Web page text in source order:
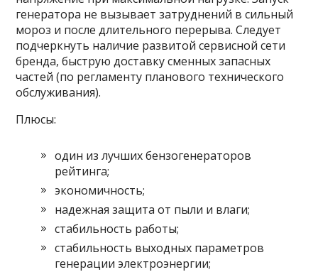
генератора не вызывает затруднений в сильный
мороз и после длительного перерыва. Следует
подчеркнуть наличие развитой сервисной сети
бренда, быструю доставку сменных запасных
частей (по регламенту планового технического
обслуживания).
Плюсы:
один из лучших бензогенераторов
рейтинга;
экономичность;
надежная защита от пыли и влаги;
стабильность работы;
стабильность выходных параметров
генерации электроэнергии;